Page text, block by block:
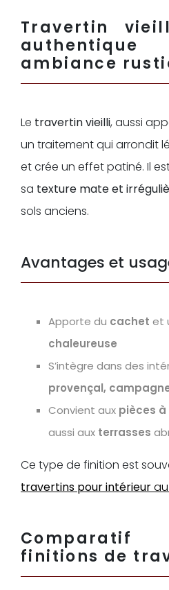
Travertin
ambiance
Le travertin vieilli, aussi
un traitement qui arrondit
et crée un effet patiné. Il
sa texture mate et
sols anciens.
Avantages et
Apporte du cachet et
chaleureuse
S’intègre dans des
provençal,
Convient aux pièces à
aussi aux terrasses
Ce type de finition est
travertins pour intérieur
finitions de